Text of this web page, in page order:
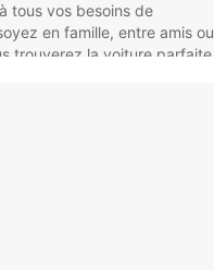
tous vos besoins de
en famille, entre amis ou
trouverez la voiture parfaite